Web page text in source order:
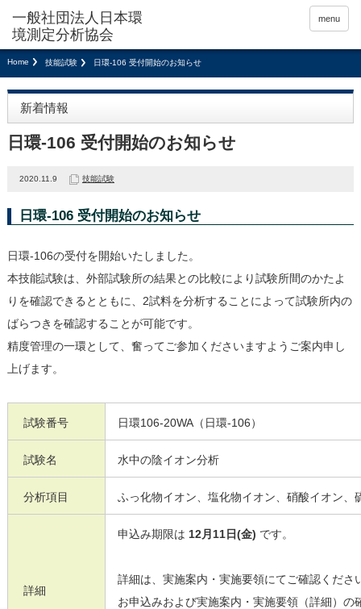
menu
Home 技能試験 日環-106 受付開始のお知らせ
新着情報
日環-106 受付開始のお知らせ
2020.11.9 技能試験
日環-106 受付開始のお知らせ
日環-106の受付を開始いたしました。
本技能試験は、外部試験所の結果との比較により試験所間のかたよ
りを確認できるとともに、2試料を分析することによって試験所内の
ばらつきを確認することが可能です。
精度管理の一環として、奮ってご参加くださいますようご案内申し
上げます。
試験番号 日環106-20WA（日環-106）
試験名 水中の陰イオン分析
分析項目 ふっ化物イオン、塩化物イオン、硝酸イオン、
詳細
申込み期限は 12月11日(金) です。
詳細は、実施案内・実施要領にてご確認くださ
お申込みおよび実施案内・実施要領（詳細）の